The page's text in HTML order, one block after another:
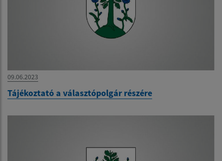
09.06.2023
Tájékoztató a választópolgár részére